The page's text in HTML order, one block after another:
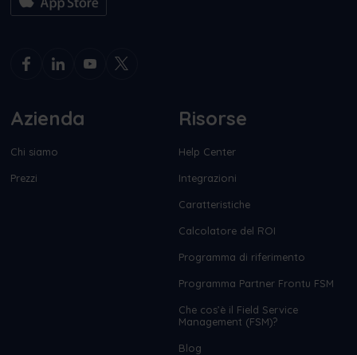
Azienda
Chi siamo
Prezzi
Risorse
Help Center
Integrazioni
Caratteristiche
Calcolatore del ROI
Programma di riferimento
Programma Partner Frontu FSM
Che cos’è il Field Service
Management (FSM)?
Blog